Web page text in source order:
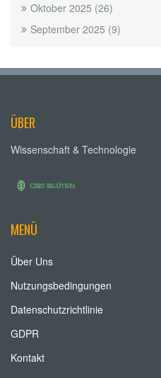
Oktober 2025 (26)
September 2025 (9)
ÜBER
Wissenschaft & Technologie
MENÜ
Über Uns
Nutzungsbedingungen
Datenschutzrichtlinie
GDPR
Kontakt